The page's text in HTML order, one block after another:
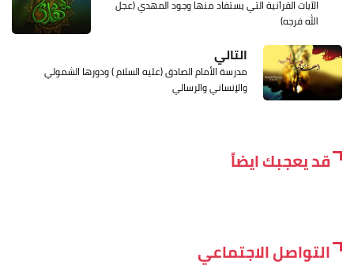
الآيات القرآنية التي يستفاد منها وجود المهدي (عجل
الله فرجه)
التالي
مدرسة الأمام الصادق (عليه السلام ) ودورها الشمولي
والإنساني والرسالي
قد يعجبك ايضاً
التواصل الاجتماعي